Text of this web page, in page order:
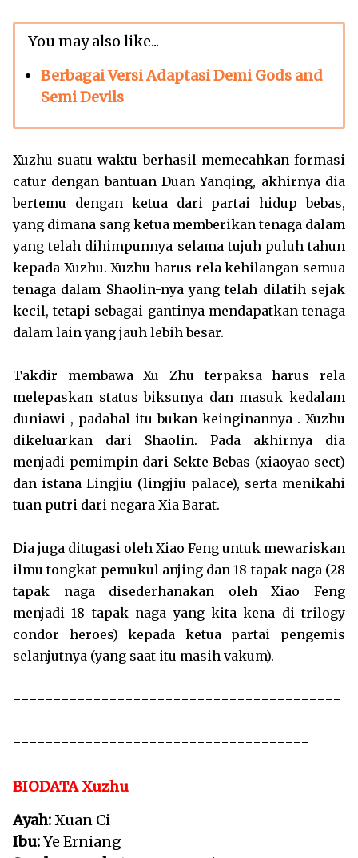
You may also like...
Berbagai Versi Adaptasi Demi Gods and
Semi Devils
Xuzhu suatu waktu berhasil memecahkan formasi
catur dengan bantuan Duan Yanqing, akhirnya dia
bertemu dengan ketua dari partai hidup bebas,
yang dimana sang ketua memberikan tenaga dalam
yang telah dihimpunnya selama tujuh puluh tahun
kepada Xuzhu. Xuzhu harus rela kehilangan semua
tenaga dalam Shaolin-nya yang telah dilatih sejak
kecil, tetapi sebagai gantinya mendapatkan tenaga
dalam lain yang jauh lebih besar.
Takdir membawa Xu Zhu terpaksa harus rela
melepaskan status biksunya dan masuk kedalam
duniawi , padahal itu bukan keinginannya . Xuzhu
dikeluarkan dari Shaolin. Pada akhirnya dia
menjadi pemimpin dari Sekte Bebas (xiaoyao sect)
dan istana Lingjiu (lingjiu palace), serta menikahi
tuan putri dari negara Xia Barat.
Dia juga ditugasi oleh Xiao Feng untuk mewariskan
ilmu tongkat pemukul anjing dan 18 tapak naga (28
tapak naga disederhanakan oleh Xiao Feng
menjadi 18 tapak naga yang kita kena di trilogy
condor heroes) kepada ketua partai pengemis
selanjutnya (yang saat itu masih vakum).
-----------------------------------------
-----------------------------------------
-------------------------------------
BIODATA Xuzhu
Ayah:Xuan Ci
Ibu:Ye Erniang